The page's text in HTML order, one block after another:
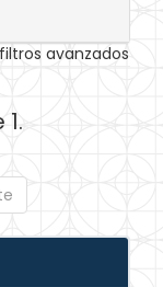
avanzados